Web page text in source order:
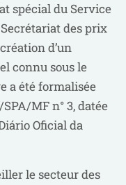
spécial du Service
des prix
d’un
connu sous le
a été formalisée
MF n° 3, datée
Oficial da
le secteur des